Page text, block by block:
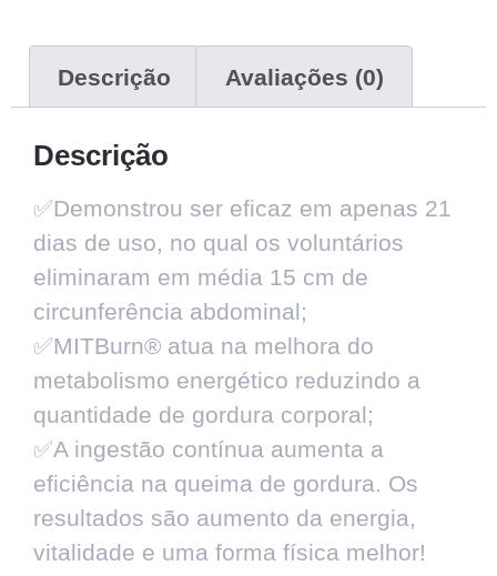
Descrição Avaliações (0)
Descrição
✅Demonstrou ser eficaz em apenas 21
dias de uso, no qual os voluntários
eliminaram em média 15 cm de
circunferência abdominal;
✅MITBurn® atua na melhora do
metabolismo energético reduzindo a
quantidade de gordura corporal;
✅A ingestão contínua aumenta a
eficiência na queima de gordura. Os
resultados são aumento da energia,
vitalidade e uma forma física melhor!